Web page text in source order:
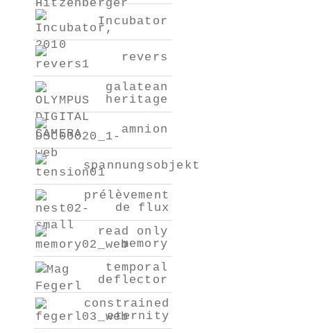
Incubator
revers
galatean
heritage
amnion
spannungsobjekt
prélèvement
de flux
read only
memory
temporal
deflector
constrained
eternity